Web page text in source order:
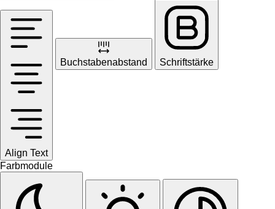
Align Text
Buchstabenabstand Schriftstärke
Farbmodule